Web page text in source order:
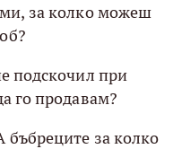
за колко можеш
подскочил при
го продавам?
за колко